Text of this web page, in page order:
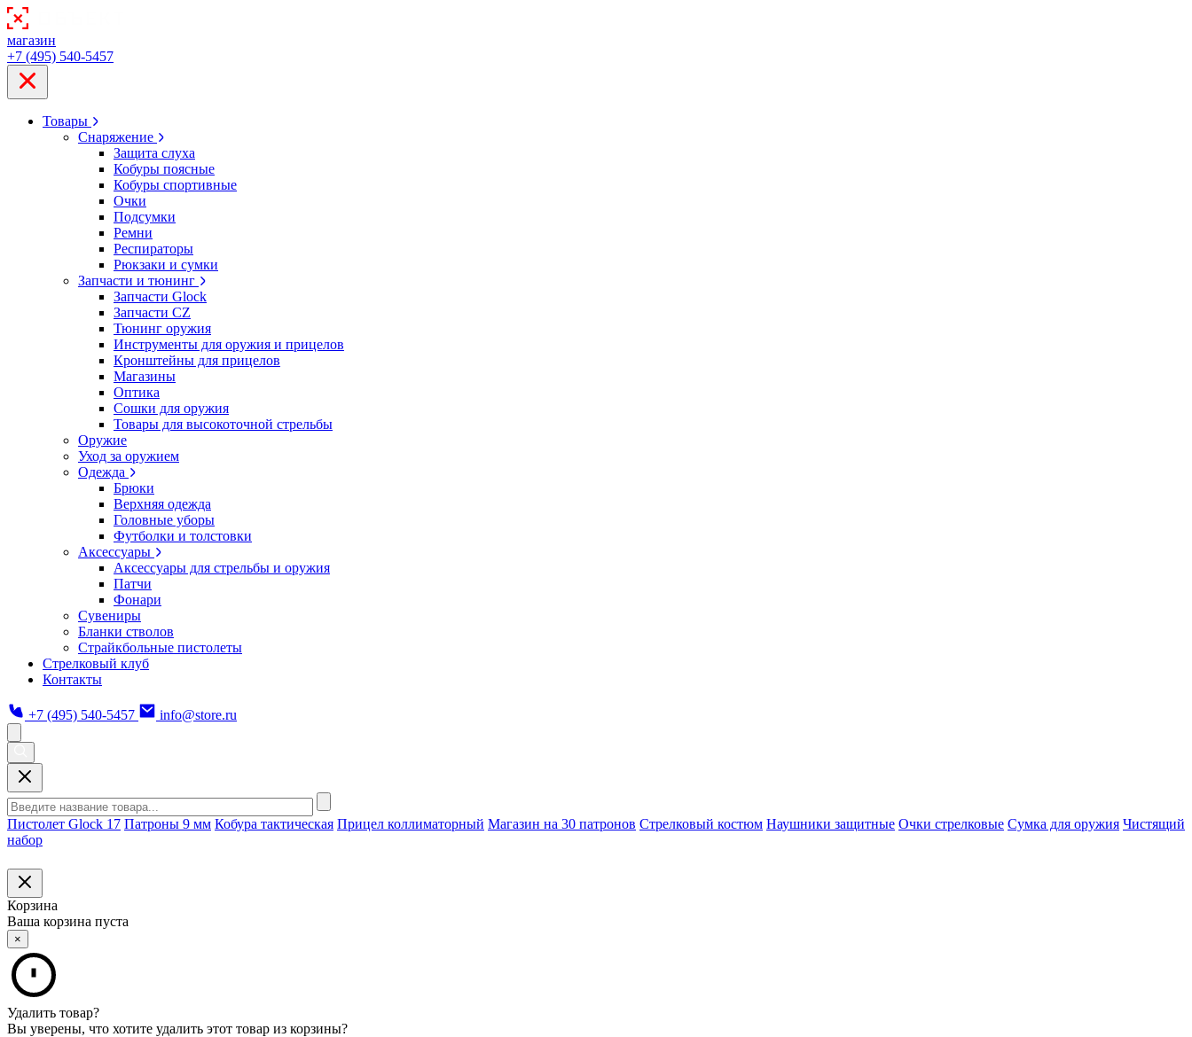
магазин
+7 (495) 540-5457
Товары
Снаряжение
Защита слуха
Кобуры поясные
Кобуры спортивные
Очки
Подсумки
Ремни
Респираторы
Рюкзаки и сумки
Запчасти и тюнинг
Запчасти Glock
Запчасти CZ
Тюнинг оружия
Инструменты для оружия и прицелов
Кронштейны для прицелов
Магазины
Оптика
Сошки для оружия
Товары для высокоточной стрельбы
Оружие
Уход за оружием
Одежда
Брюки
Верхняя одежда
Головные уборы
Футболки и толстовки
Аксессуары
Аксессуары для стрельбы и оружия
Патчи
Фонари
Сувениры
Бланки стволов
Страйкбольные пистолеты
Стрелковый клуб
Контакты
+7 (495) 540-5457 info@store.ru
Пистолет Glock 17 Патроны 9 мм Кобура тактическая Прицел коллиматорный Магазин на 30 патронов Стрелковый костюм Наушники защитные Очки стрелковые Сумка для оружия Чистящий
набор
Корзина
Ваша корзина пуста
×
Удалить товар?
Вы уверены, что хотите удалить этот товар из корзины?